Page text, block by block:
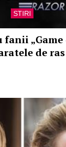
STIRI
fanii
de